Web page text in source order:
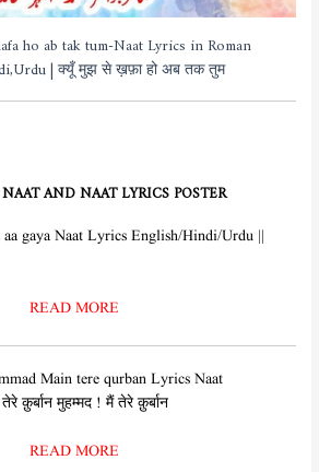
ho ab tak tum-Naat Lyrics in Roman
| क्यूँ मुझ से ख़फ़ा हो अब तक तुम
AND NAAT LYRICS POSTER
gaya Naat Lyrics English/Hindi/Urdu ||
READ MORE
Main tere qurban Lyrics Naat
क़ुर्बान मुहम्मद ! मैं तेरे क़ुर्बान
READ MORE